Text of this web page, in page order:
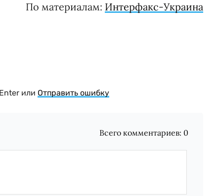
По материалам: Интерфакс-Украина
или Отправить ошибку
Всего комментариев: 0